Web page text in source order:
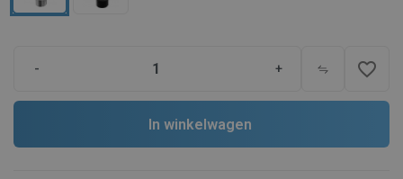
- + favorite_border
In winkelwagen